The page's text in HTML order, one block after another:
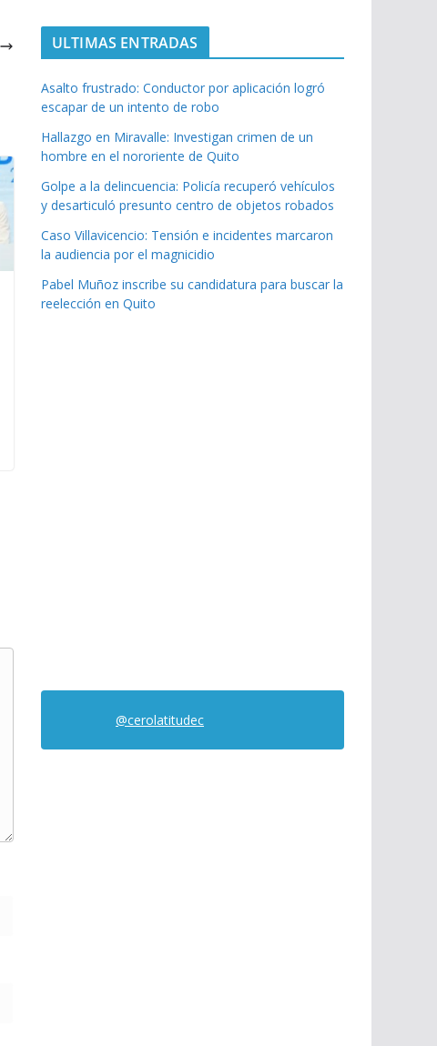
ULTIMAS ENTRADAS
Asalto frustrado: Conductor por aplicación logró
escapar de un intento de robo
Hallazgo en Miravalle: Investigan crimen de un
hombre en el nororiente de Quito
Golpe a la delincuencia: Policía recuperó vehículos
y desarticuló presunto centro de objetos robados
Caso Villavicencio: Tensión e incidentes marcaron
la audiencia por el magnicidio
Pabel Muñoz inscribe su candidatura para buscar la
reelección en Quito
@cerolatitudec